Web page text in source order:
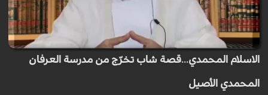
الاسلام المحمدي...قصة شاب تخرّج من مدرسة العرفان
المحمدي الأصيل